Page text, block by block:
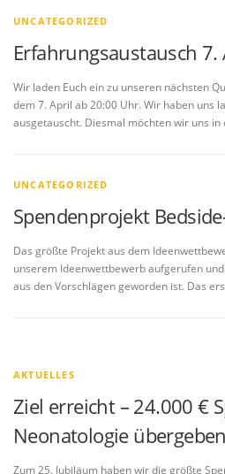
UNCATEGORIZED
Erfahrungsaustausch
Wir laden Euch ein zu unseren nächsten
dem 7. April ab 20:00 Uhr. Wir haben uns
ausgetauscht. Diesmal möchten wir uns
UNCATEGORIZED
Spendenprojekt
Das größte Projekt aus dem
unserem Ideenwettbewerb aufgerufen
aus den Vorschlägen geworden ist. Das
AKTUELLES
Ziel erreicht – 24.000 €
Neonatologie
Zum 25. Jubiläum haben wir die größte